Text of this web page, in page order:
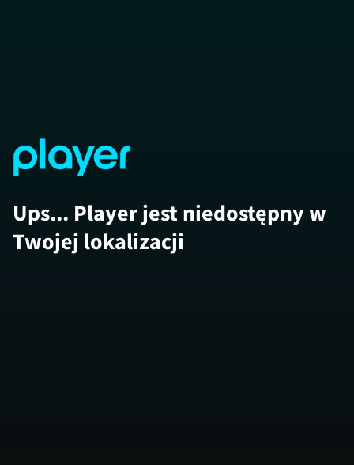
Ups... Player jest niedostępny w
Twojej lokalizacji